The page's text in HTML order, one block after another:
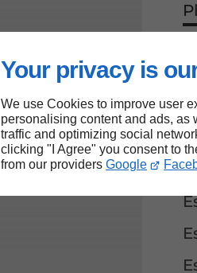
Your privacy is
We use Cookies to improve user
personalising content and ads, as
traffic and optimizing social
clicking "I Agree" you consent to
from our providers Google